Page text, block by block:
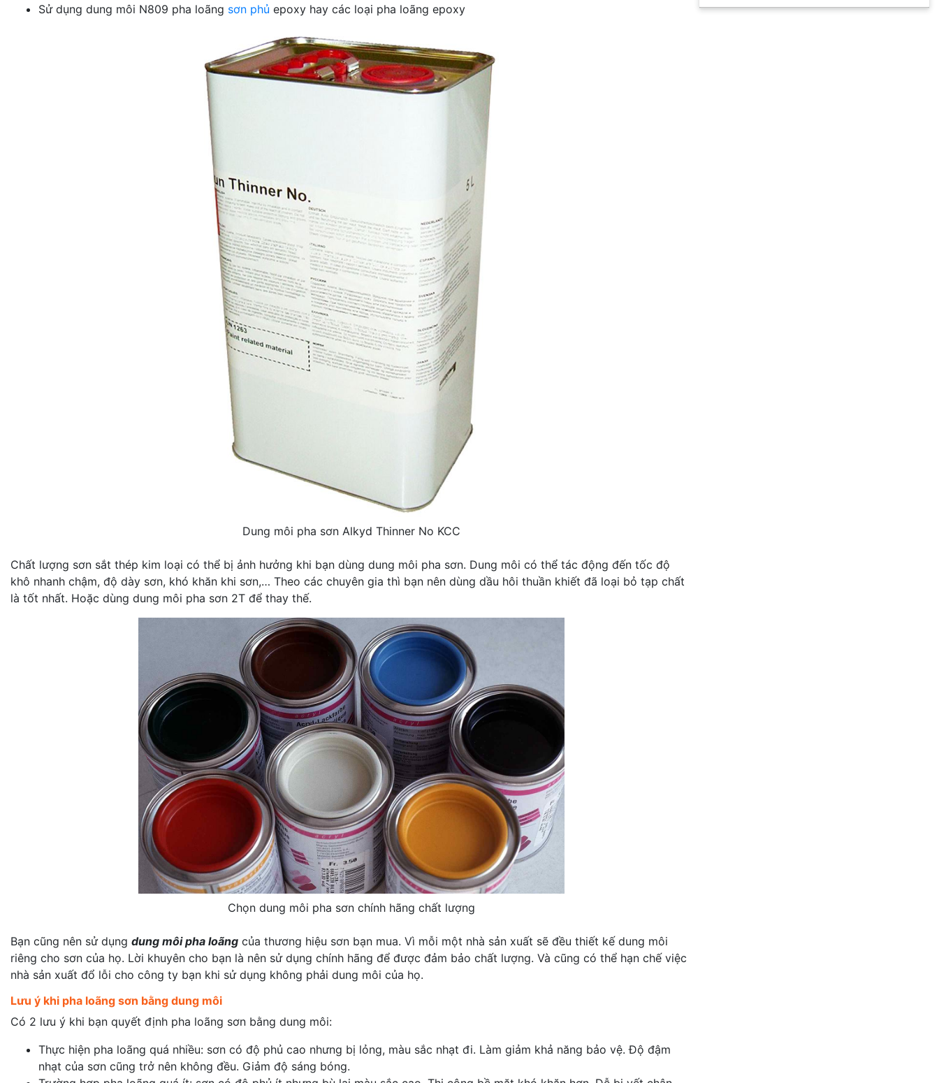
Sử dụng dung môi N809 pha loãng sơn phủ epoxy hay các loại pha loãng epoxy
Dung môi pha sơn Alkyd Thinner No KCC
Chất lượng sơn sắt thép kim loại có thể bị ảnh hưởng khi bạn dùng dung môi pha sơn. Dung môi có thể tác động đến tốc độ
khô nhanh chậm, độ dày sơn, khó khăn khi sơn,… Theo các chuyên gia thì bạn nên dùng dầu hôi thuần khiết đã loại bỏ tạp chất
là tốt nhất. Hoặc dùng dung môi pha sơn 2T để thay thế.
Chọn dung môi pha sơn chính hãng chất lượng
Bạn cũng nên sử dụng dung môi pha loãng của thương hiệu sơn bạn mua. Vì mỗi một nhà sản xuất sẽ đều thiết kế dung môi
riêng cho sơn của họ. Lời khuyên cho bạn là nên sử dụng chính hãng để được đảm bảo chất lượng. Và cũng có thể hạn chế việc
nhà sản xuất đổ lỗi cho công ty bạn khi sử dụng không phải dung môi của họ.
Lưu ý khi pha loãng sơn bằng dung môi
Có 2 lưu ý khi bạn quyết định pha loãng sơn bằng dung môi:
Thực hiện pha loãng quá nhiều: sơn có độ phủ cao nhưng bị lỏng, màu sắc nhạt đi. Làm giảm khả năng bảo vệ. Độ đậm
nhạt của sơn cũng trở nên không đều. Giảm độ sáng bóng.